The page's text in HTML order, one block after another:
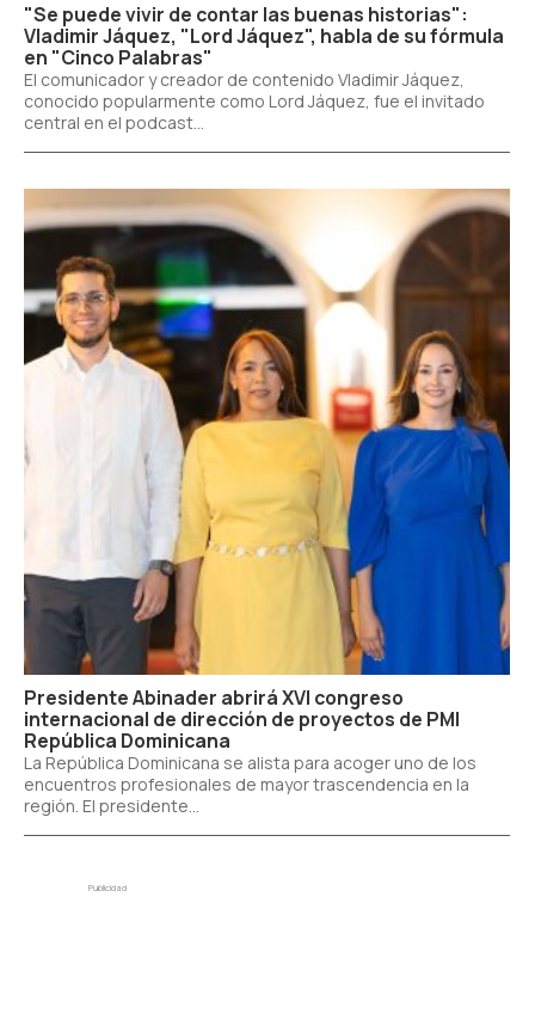
"Se puede vivir de contar las buenas historias":
Vladimir Jáquez, "Lord Jáquez", habla de su fórmula
en "Cinco Palabras"
El comunicador y creador de contenido Vladimir Jáquez,
conocido popularmente como Lord Jáquez, fue el invitado
central en el podcast...
Presidente Abinader abrirá XVI congreso
internacional de dirección de proyectos de PMI
República Dominicana
La República Dominicana se alista para acoger uno de los
encuentros profesionales de mayor trascendencia en la
región. El presidente...
Publicidad